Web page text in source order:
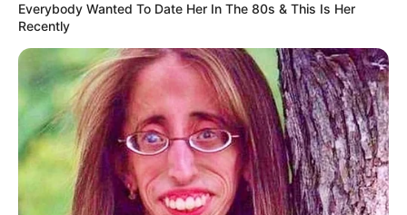
(foto: channelnewsasia)
Baca juga:Tampil Elegan, 10 Desain Dapur Mewah dengan
Aksen Serba Warna Emas
Serunya bekerja di Shopee Singapura. Kebutuhan karyawan mulai
Everybody Wanted To Date Her In The 80s & This Is Her
Recently